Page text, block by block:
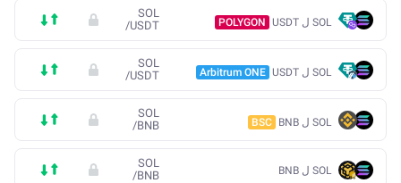
SOL ل USDT POLYGON
SOL
/USDT
SOL ل USDT Arbitrum ONE
SOL
/USDT
SOL ل BNB BSC
SOL
/BNB
SOL ل BNB
SOL
/BNB